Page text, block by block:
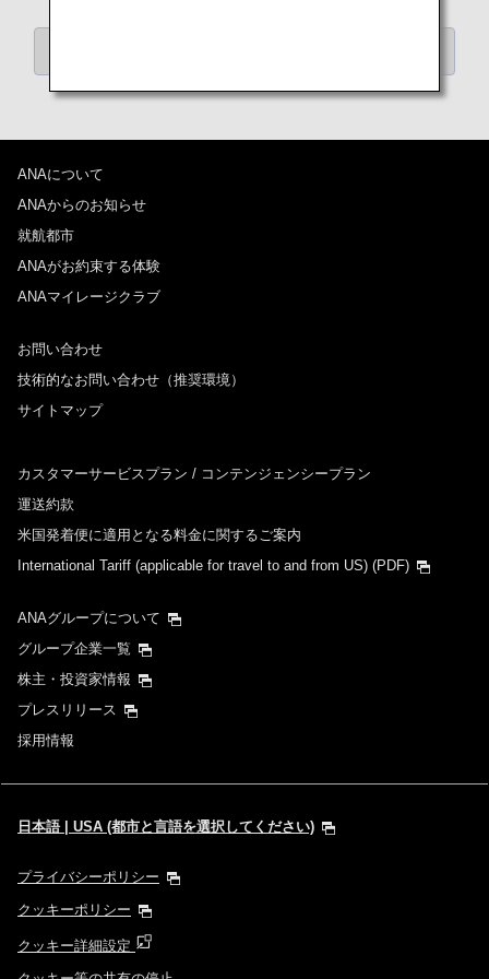
ANAについて
ANAからのお知らせ
就航都市
ANAがお約束する体験
ANAマイレージクラブ
お問い合わせ
技術的なお問い合わせ（推奨環境）
サイトマップ
カスタマーサービスプラン / コンテンジェンシープラン
運送約款
米国発着便に適用となる料金に関するご案内
International Tariff (applicable for travel to and from US) (PDF)
ANAグループについて
グループ企業一覧
株主・投資家情報
プレスリリース
採用情報
日本語 | USA (都市と言語を選択してください)
プライバシーポリシー
クッキーポリシー
クッキー詳細設定